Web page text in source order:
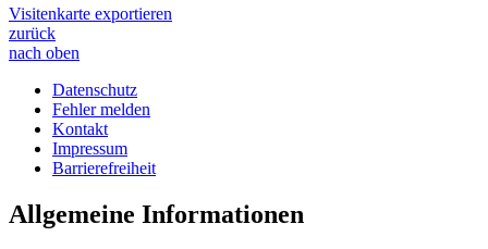
Visitenkarte exportieren
zurück
nach oben
Datenschutz
Fehler melden
Kontakt
Impressum
Barrierefreiheit
Allgemeine Informationen